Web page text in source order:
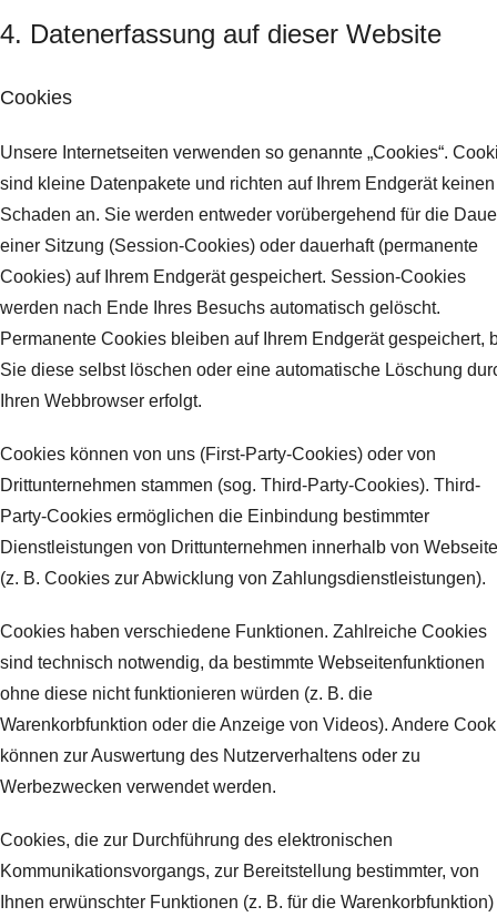
4. Datenerfassung auf dieser Website
Cookies
Unsere Internetseiten verwenden so genannte „Cookies“.
sind kleine Datenpakete und richten auf Ihrem Endgerät keinen
Schaden an. Sie werden entweder vorübergehend für die
einer Sitzung (Session-Cookies) oder dauerhaft (permanente
Cookies) auf Ihrem Endgerät gespeichert. Session-Cookies
werden nach Ende Ihres Besuchs automatisch gelöscht.
Permanente Cookies bleiben auf Ihrem Endgerät gespeichert,
Sie diese selbst löschen oder eine automatische Löschung
Ihren Webbrowser erfolgt.
Cookies können von uns (First-Party-Cookies) oder von
Drittunternehmen stammen (sog. Third-Party-Cookies). Third-
Party-Cookies ermöglichen die Einbindung bestimmter
Dienstleistungen von Drittunternehmen innerhalb von
(z. B. Cookies zur Abwicklung von Zahlungsdienstleistungen).
Cookies haben verschiedene Funktionen. Zahlreiche Cookies
sind technisch notwendig, da bestimmte Webseitenfunktionen
ohne diese nicht funktionieren würden (z. B. die
Warenkorbfunktion oder die Anzeige von Videos). Andere
können zur Auswertung des Nutzerverhaltens oder zu
Werbezwecken verwendet werden.
Cookies, die zur Durchführung des elektronischen
Kommunikationsvorgangs, zur Bereitstellung bestimmter, von
Ihnen erwünschter Funktionen (z. B. für die Warenkorbfunktion)